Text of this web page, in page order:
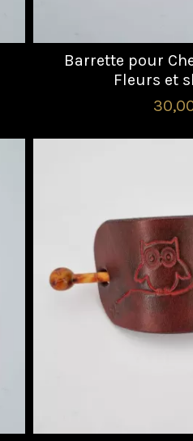
Barrette pour
Fleurs et